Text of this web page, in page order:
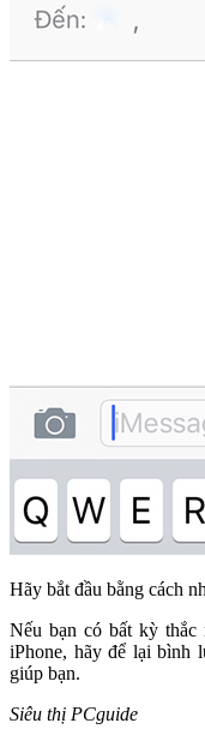
Hãy bắt đầu bằng cách
Nếu bạn có bất kỳ thắc
iPhone, hãy để lại bình
giúp bạn.
Siêu thị PCguide